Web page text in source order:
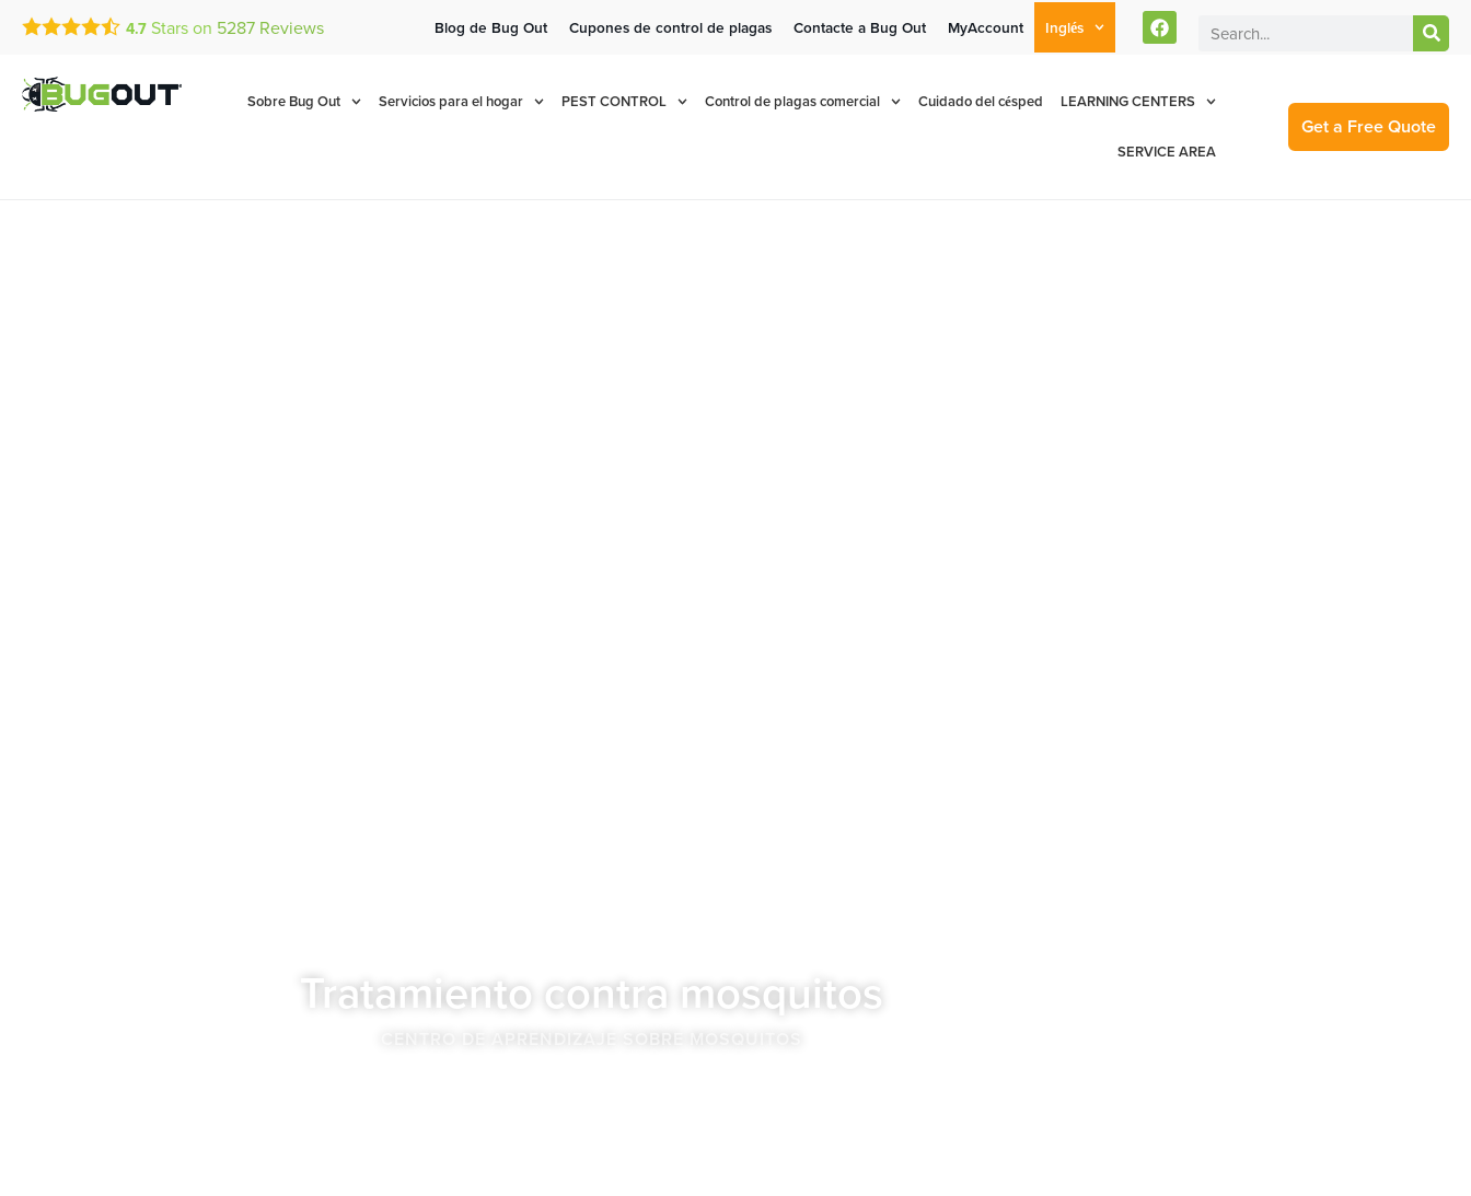
Call Today for a Free Quote!
(833) 584-2240
Current Customers Can Text Us!
877-284-6881
4.7 Stars on 5287 Reviews Blog de Bug Out Cupones de control de plagas Contacte a Bug Out MyAccount Inglés
Sobre Bug Out Servicios para el hogar PEST CONTROL Control de plagas comercial Cuidado del césped LEARNING CENTERS
SERVICE AREA
Get a Free Quote
Tratamiento contra mosquitos